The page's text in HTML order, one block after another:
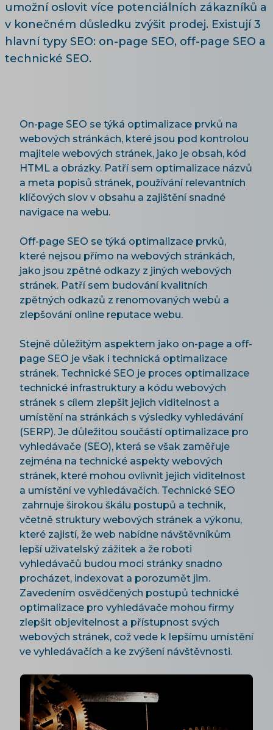
umožní oslovit více potenciálních zákazníků a
v konečném důsledku zvýšit prodej. Existují 3
hlavní typy SEO: on-page SEO, off-page SEO a
technické SEO.
On-page SEO se týká optimalizace prvků na
webových stránkách, které jsou pod kontrolou
majitele webových stránek, jako je obsah, kód
HTML a obrázky. Patří sem optimalizace názvů
a meta popisů stránek, používání relevantních
klíčových slov v obsahu a zajištění snadné
navigace na webu.
Off-page SEO se týká optimalizace prvků,
které nejsou přímo na webových stránkách,
jako jsou zpětné odkazy z jiných webových
stránek. Patří sem budování kvalitních
zpětných odkazů z renomovaných webů a
zlepšování online reputace webu.
Stejně důležitým aspektem jako on-page a off-
page SEO je však i technická optimalizace
stránek. Technické SEO je proces optimalizace
technické infrastruktury a kódu webových
stránek s cílem zlepšit jejich viditelnost a
umístění na stránkách s výsledky vyhledávání
(SERP). Je důležitou součástí optimalizace pro
vyhledávače (SEO), která se však zaměřuje
zejména na technické aspekty webových
stránek, které mohou ovlivnit jejich viditelnost
a umístění ve vyhledávačích. Technické SEO
zahrnuje širokou škálu postupů a technik,
včetně struktury webových stránek a výkonu,
které zajistí, že web nabídne návštěvníkům
lepší uživatelský zážitek a že roboti
vyhledávačů budou moci stránky snadno
procházet, indexovat a porozumět jim.
Zavedením osvědčených postupů technické
optimalizace pro vyhledávače mohou firmy
zlepšit objevitelnost a přístupnost svých
webových stránek, což vede k lepšímu umístění
ve vyhledávačích a ke zvýšení návštěvnosti.